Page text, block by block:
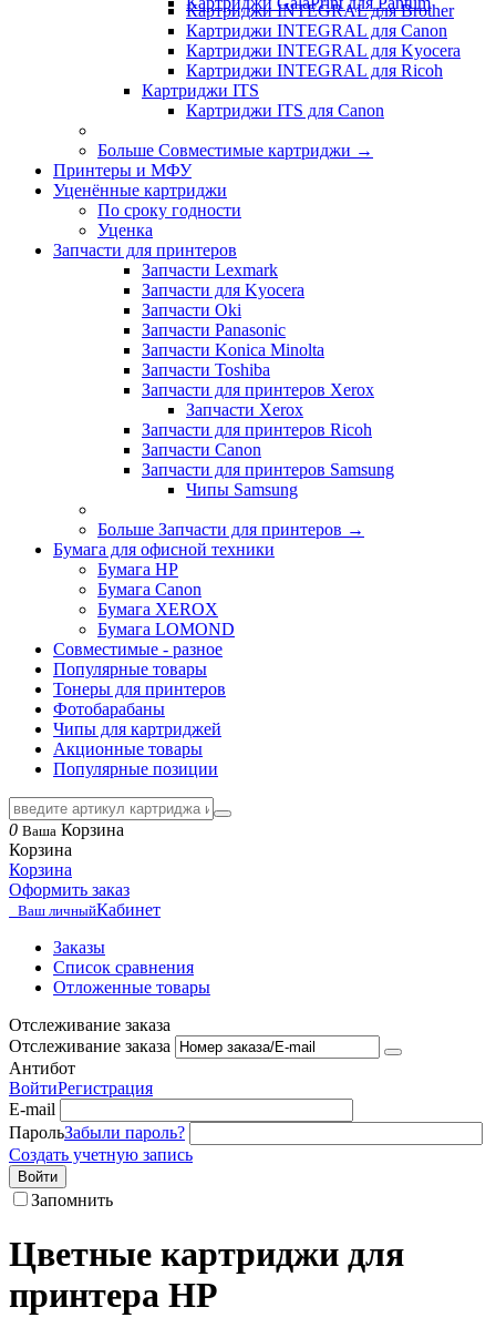
Картриджи INTEGRAL для Brother
Картриджи INTEGRAL для Canon
Картриджи INTEGRAL для Kyocera
Картриджи INTEGRAL для Ricoh
Картриджи ITS
Картриджи ITS для Canon
Больше Совместимые картриджи →
Принтеры и МФУ
Уценённые картриджи
По сроку годности
Уценка
Запчасти для принтеров
Запчасти Lexmark
Запчасти для Kyocera
Запчасти Oki
Запчасти Panasonic
Запчасти Koniсa Minolta
Запчасти Toshiba
Запчасти для принтеров Xerox
Запчасти Xerox
Запчасти для принтеров Ricoh
Запчасти Canon
Запчасти для принтеров Samsung
Чипы Samsung
Больше Запчасти для принтеров →
Бумага для офисной техники
Бумага HP
Бумага Canon
Бумага XEROX
Бумага LOMOND
Совместимые - разное
Популярные товары
Тонеры для принтеров
Фотобарабаны
Чипы для картриджей
Акционные товары
Популярные позиции
0 Ваша Корзина
Корзина
Корзина
Оформить заказ
Ваш личныйКабинет
Заказы
Список сравнения
Отложенные товары
Отслеживание заказа
Отслеживание заказа
Антибот
ВойтиРегистрация
E-mail
ПарольЗабыли пароль?
Создать учетную запись
Войти
Запомнить
Цветные картриджи для
принтера HP